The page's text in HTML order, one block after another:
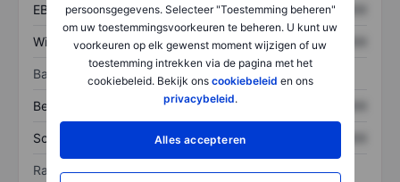
persoonsgegevens. Selecteer "Toestemming beheren"
om uw toestemmingsvoorkeuren te beheren. U kunt uw
voorkeuren op elk gewenst moment wijzigen of uw
toestemming intrekken via de pagina met het
cookiebeleid. Bekijk ons cookiebeleid en ons
privacybeleid.
Alles accepteren
EBITDA XXXXXXX XXXXXXX
Winst XXXXXXX XXXXXXX
Balans
Bezittingen XXXXXXX
Schulden XXXXXXX
Ratio's